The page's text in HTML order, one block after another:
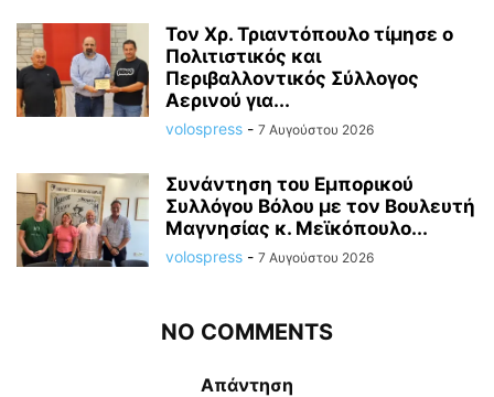
Τον Χρ. Τριαντόπουλο τίμησε ο
Πολιτιστικός και
Περιβαλλοντικός Σύλλογος
Αερινού για...
volospress - 7 Αυγούστου 2026
Συνάντηση του Εμπορικού
Συλλόγου Βόλου με τον Βουλευτή
Μαγνησίας κ. Μεϊκόπουλο...
volospress - 7 Αυγούστου 2026
NO COMMENTS
Απάντηση